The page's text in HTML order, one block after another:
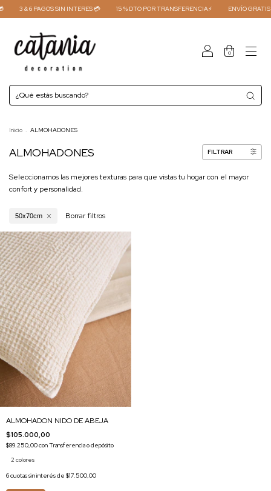
3 & 6 PAGOS SIN INTERES 💳 15 % DTO POR TRANSFERENCIA⚡ ENVÍO GRATIS
0
Inicio . ALMOHADONES
ALMOHADONES FILTRAR
Seleccionamos las mejores texturas para que vistas tu hogar con el mayor
confort y personalidad.
50x70cm Borrar filtros
ALMOHADON NIDO DE ABEJA
$105.000,00
$89.250,00conTransferencia o depósito
2 colores
6cuotas sin interés de $17.500,00